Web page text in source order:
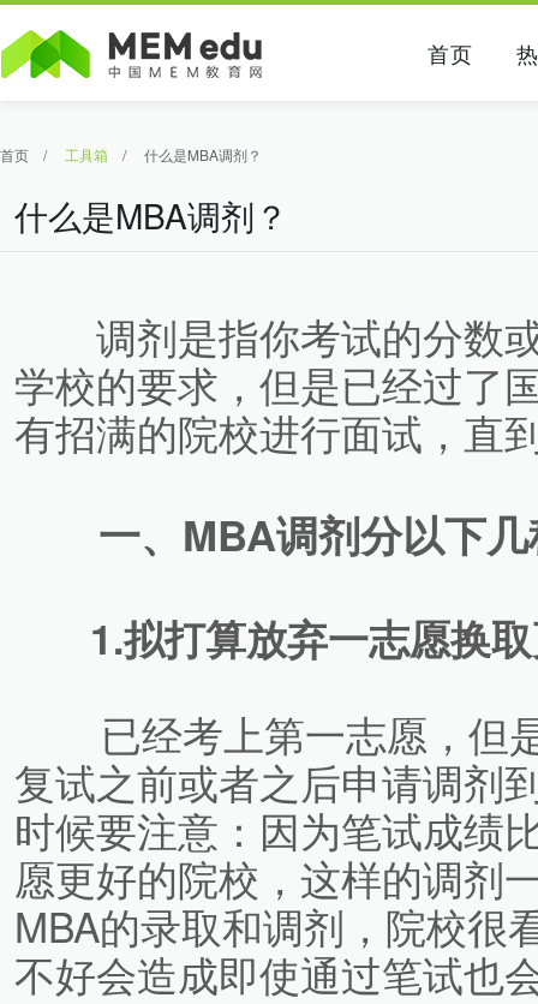
首页
首页 / 工具箱 / 什么是MBA调剂？
什么是MBA调剂？
调剂是指你考试的分数
学校的要求，但是已经过了
有招满的院校进行面试，直
一、MBA调剂分以下几
1.拟打算放弃一志愿换取
已经考上第一志愿，但
复试之前或者之后申请调剂
时候要注意：因为笔试成绩
愿更好的院校，这样的调剂
MBA的录取和调剂，院校很
不好会造成即使通过笔试也